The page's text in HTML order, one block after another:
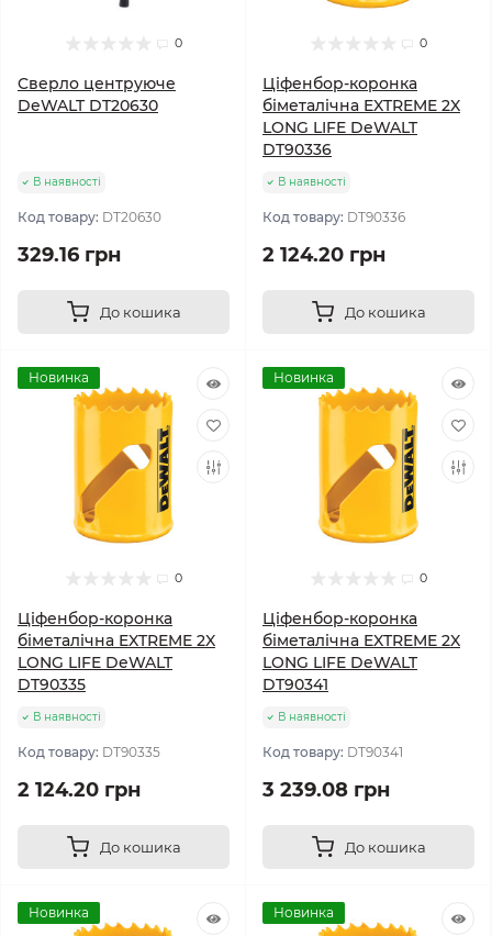
0
Cверло центруюче
DeWALT DT20630
В наявності
Код товару: DT20630
329.16 грн
До кошика
0
Ціфенбор-коронка
біметалічна EXTREME 2X
LONG LIFE DeWALT
DT90336
В наявності
Код товару: DT90336
2 124.20 грн
До кошика
Новинка
0
Ціфенбор-коронка
біметалічна EXTREME 2X
LONG LIFE DeWALT
DT90335
В наявності
Код товару: DT90335
2 124.20 грн
До кошика
Новинка
0
Ціфенбор-коронка
біметалічна EXTREME 2X
LONG LIFE DeWALT
DT90341
В наявності
Код товару: DT90341
3 239.08 грн
До кошика
Новинка Новинка